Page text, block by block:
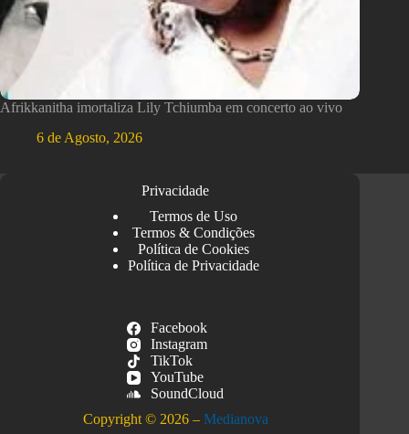
Afrikkanitha imortaliza Lily Tchiumba em concerto ao vivo
6 de Agosto, 2026
Privacidade
Termos de Uso
Termos & Condições
Política de Cookies
Política de Privacidade
Facebook
Instagram
TikTok
YouTube
SoundCloud
Copyright © 2026 – Medianova